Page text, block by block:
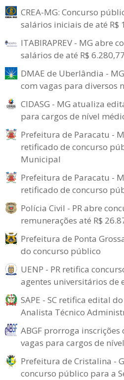
CREA-MG: Concurso
salários iniciais de até R$
ITABIRAPREV - MG abre
salários de até R$ 6.280,77
DMAE de Uberlândia -
com vagas para diversos
CIDASG - MG atualiza
para cargos de nível
Prefeitura de Paracatu -
retificado de concurso
Municipal
Prefeitura de Paracatu -
retificado de concurso
Polícia Civil - PR abre
remunerações até R$
Prefeitura de Ponta
do concurso público
UENP - PR retifica
agentes universitários de
SAPE - SC retifica edital
Analista Técnico
ABGF prorroga
vagas para cargos de
Prefeitura de Cristalina -
concurso público para a